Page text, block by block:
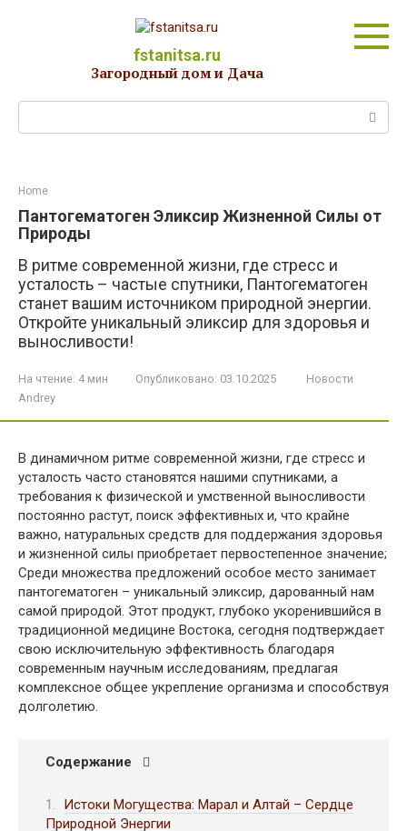
fstanitsa.ru
Загородный дом и Дача
Home
Пантогематоген Эликсир Жизненной Силы от
Природы
В ритме современной жизни, где стресс и
усталость – частые спутники, Пантогематоген
станет вашим источником природной энергии.
Откройте уникальный эликсир для здоровья и
выносливости!
На чтение: 4 мин Опубликовано: 03.10.2025
Новости
Andrey
В динамичном ритме современной жизни, где стресс и
усталость часто становятся нашими спутниками, а
требования к физической и умственной выносливости
постоянно растут, поиск эффективных и, что крайне
важно, натуральных средств для поддержания здоровья
и жизненной силы приобретает первостепенное значение;
Среди множества предложений особое место занимает
пантогематоген – уникальный эликсир, дарованный нам
самой природой. Этот продукт, глубоко укоренившийся в
традиционной медицине Востока, сегодня подтверждает
свою исключительную эффективность благодаря
современным научным исследованиям, предлагая
комплексное общее укрепление организма и способствуя
долголетию.
Содержание
Истоки Могущества: Марал и Алтай – Сердце
Природной Энергии